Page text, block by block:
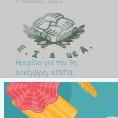
Ημερίδα για την 3η
Δεκέμβρη, ΚΠΙΣΝ,
Δευτέρα 4 Δεκεμβρίου,
«Εθνική Στρατηγική
2024-2030»
30 Νοεμβρίου, 2023